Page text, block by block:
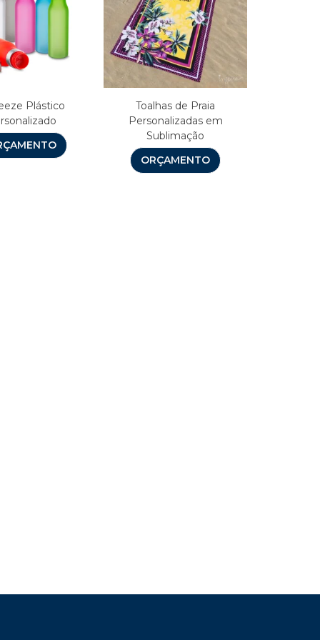
Plástico
Toalhas de Praia
Personalizadas em
Sublimação
ORÇAMENTO